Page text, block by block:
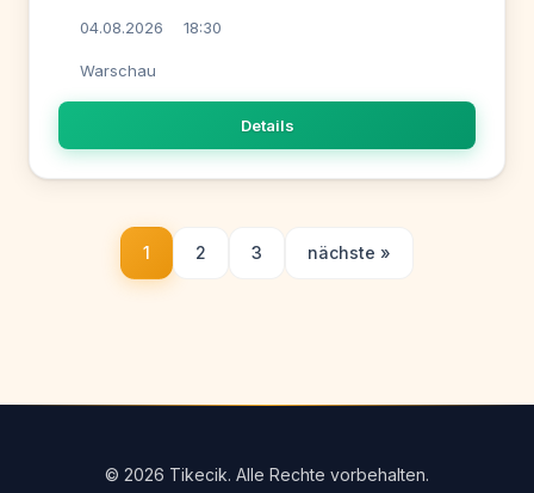
04.08.2026 18:30
Warschau
Details
1 2 3 nächste »
© 2026 Tikecik. Alle Rechte vorbehalten.